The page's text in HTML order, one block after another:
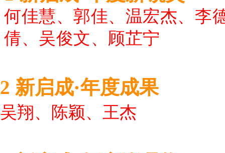
何佳慧、郭佳、温宏杰、李
倩、吴俊文、顾芷宁
2 新启成·年度成果
吴翔、陈颖、王杰